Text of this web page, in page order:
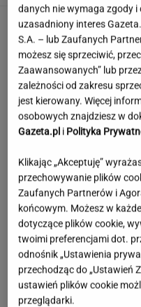
Europejski
danych nie wymaga zgody
uzasadniony interes
S.A. – lub Zaufanych
możesz się sprzeciwić,
Zaawansowanych” lub
zależności od zakresu
jest kierowany. Więcej
osobowych znajdziesz w
Gazeta.pl i Polityka
Klikając „Akceptuję”
przechowywanie plików
Zaufanych Partnerów i
końcowym. Możesz w
dotyczące plików cookie,
twoimi preferencjami dot.
odnośnik „Ustawienia
przechodząc do „Ustawień
ustawień plików cookie
przeglądarki.